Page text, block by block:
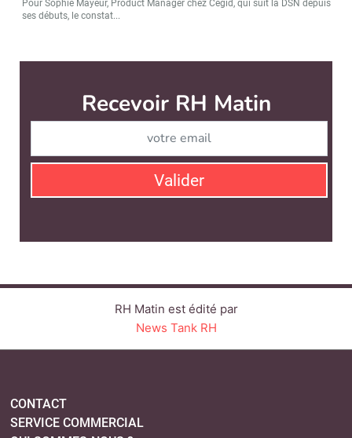
Pour Sophie Mayeur, Product Manager chez Cegid, qui suit la DSN depuis
ses débuts, le constat...
RH Matin est édité par
QUI SOMMES-NOUS ?
LINKEDINTWITTERFACEBOOK
MENTIONS LÉGALES
POLITIQUE DE CONFIDENTIALITÉ